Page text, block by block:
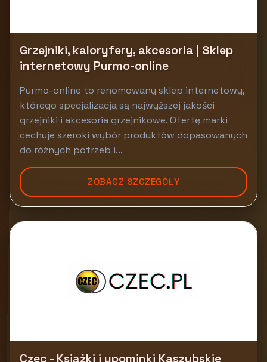
Grzejniki, kaloryfery, akcesoria | Sklep
internetowy Purmo-online
Purmo-online to renomowany sklep internetowy,
którego specjalizacją są najwyższej jakości
grzejniki i akcesoria grzejnikowe. Ofertę marki
cechuje szeroki wybór produktów dopasowanych
do różnych potrzeb i...
ZOBACZ SZCZEGÓŁY
Czec - Książki i upominki Kaszubskie